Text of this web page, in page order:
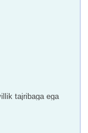
tajribaga ega